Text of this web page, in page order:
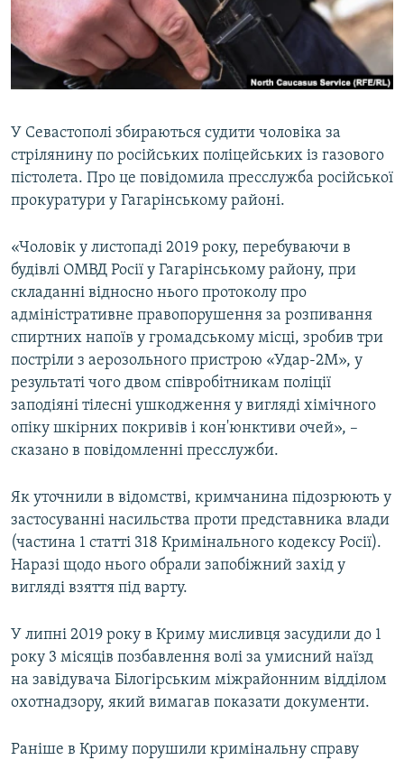
ВІДЕОУРОКИ «ELIFBE»
СВІДЧЕННЯ ОКУПАЦІЇ
УКРАЇНСЬКА ПРОБЛЕМА КРИМУ
Русский
Qırımtatar
Усі сайти RFE/RL
У Севастополі збираються судити чоловіка за
стрілянину по російських поліцейських із газового
пістолета. Про це повідомила пресслужба російської
прокуратури у Гагарінському районі.
«Чоловік у листопаді 2019 року, перебуваючи в
будівлі ОМВД Росії у Гагарінському району, при
складанні відносно нього протоколу про
адміністративне правопорушення за розпивання
спиртних напоїв у громадському місці, зробив три
постріли з аерозольного пристрою «Удар-2М», у
результаті чого двом співробітникам поліції
заподіяні тілесні ушкодження у вигляді хімічного
опіку шкірних покривів і кон'юнктиви очей», –
сказано в повідомленні пресслужби.
Як уточнили в відомстві, кримчанина підозрюють у
застосуванні насильства проти представника влади
(частина 1 статті 318 Кримінального кодексу Росії).
Наразі щодо нього обрали запобіжний захід у
вигляді взяття під варту.
У липні 2019 року в Криму мисливця засудили до 1
року 3 місяців позбавлення волі за умисний наїзд
на завідувача Білогірським міжрайонним відділом
охотнадзору, який вимагав показати документи.
Раніше в Криму порушили кримінальну справу